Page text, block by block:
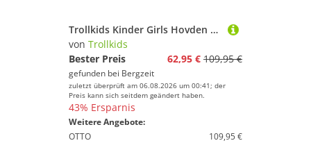
Trollkids Kinder Girls Hovden Mantel
von Trollkids
Bester Preis
62,95 € 109,95 €
gefunden bei Bergzeit
zuletzt überprüft am 06.08.2026 um 00:41; der
Preis kann sich seitdem geändert haben.
43% Ersparnis
Weitere Angebote:
OTTO
109,95 €